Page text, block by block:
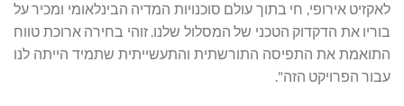
לאקזיט אירופי, חי בתוך עולם סוכנויות המדיה הבינלאומי ומכיר על
בוריו את הדקדוק הטכני של המסלול שלנו. זוהי בחירה ארוכת טווח
התואמת את התפיסה התורשתית והתעשייתית שתמיד הייתה לנו
עבור הפרויקט הזה".